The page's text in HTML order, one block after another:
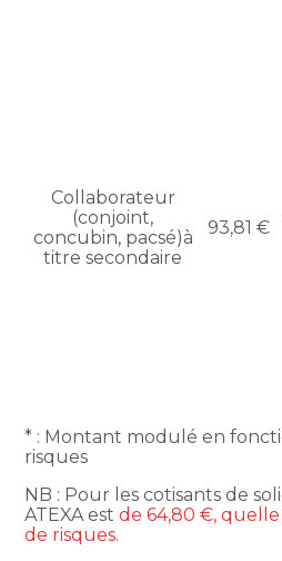
Collaborateur
(conjoint,
concubin, pacsé)à
titre secondaire
93,81 €
* : Montant modulé en
risques
NB : Pour les cotisants de
ATEXA estde 64,80 €,
de risques.